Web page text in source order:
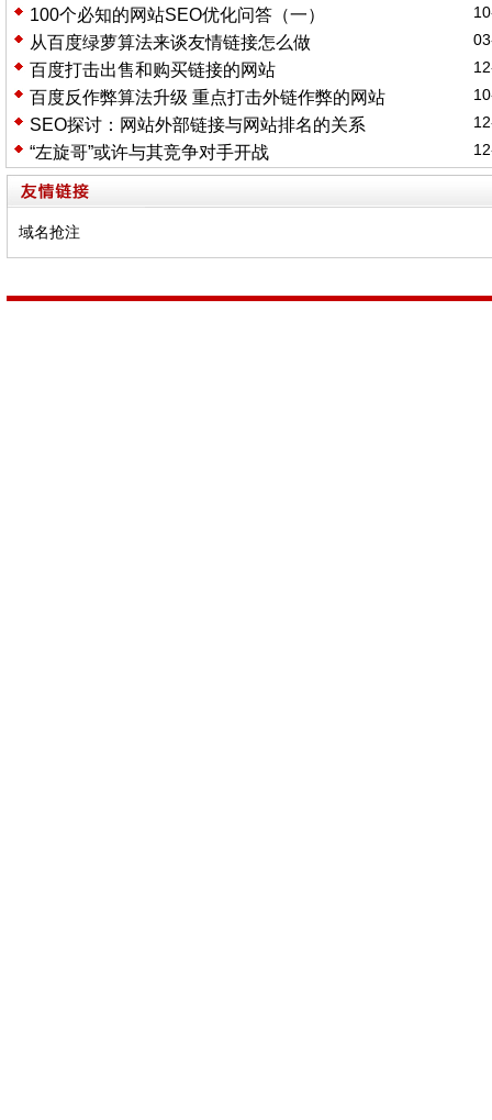
100个必知的网站SEO优化问答（一）
从百度绿萝算法来谈友情链接怎么做
百度打击出售和购买链接的网站
百度反作弊算法升级 重点打击外链作弊的网站
SEO探讨：网站外部链接与网站排名的关系
“左旋哥”或许与其竞争对手开战
域名抢注